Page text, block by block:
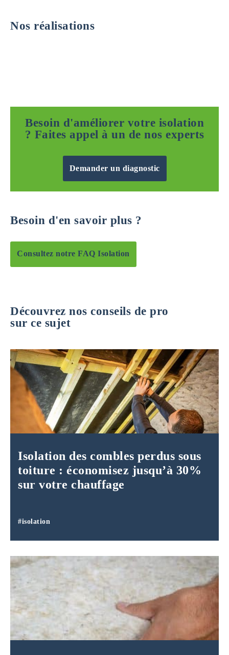
Nos réalisations
Besoin d'améliorer votre isolation
? Faites appel à un de nos experts
Demander un diagnostic
Besoin d'en savoir plus ?
Consultez notre FAQ Isolation
Découvrez nos conseils de pro
sur ce sujet
Isolation des combles perdus sous
toiture : économisez jusqu’à 30%
sur votre chauffage
#isolation